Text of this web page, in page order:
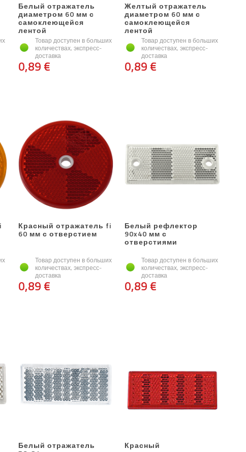
Белый отражатель
диаметром 60 мм с
самоклеющейся
лентой
Товар доступен в больших
количествах, экспресс-
доставка
0,89 €
Желтый отражатель
диаметром 60 мм с
самоклеющейся
лентой
Товар доступен в больших
количествах, экспресс-
доставка
0,89 €
Красный отражатель fi
60 мм с отверстием
Товар доступен в больших
количествах, экспресс-
доставка
0,89 €
Белый рефлектор
90x40 мм с
отверстиями
Товар доступен в больших
количествах, экспресс-
доставка
0,89 €
Белый отражатель Красный